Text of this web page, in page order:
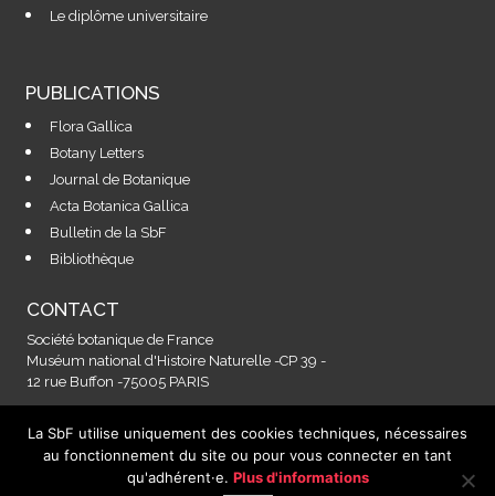
Le diplôme universitaire
PUBLICATIONS
Flora Gallica
Botany Letters
Journal de Botanique
Acta Botanica Gallica
Bulletin de la SbF
Bibliothèque
CONTACT
Société botanique de France
Muséum national d'Histoire Naturelle -CP 39 -
12 rue Buffon -75005 PARIS
Contactez-nous à l'adresse :
secretariat@societebotaniquedefrance.fr
La SbF utilise uniquement des cookies techniques, nécessaires
au fonctionnement du site ou pour vous connecter en tant
qu'adhérent·e. Plus d'informations